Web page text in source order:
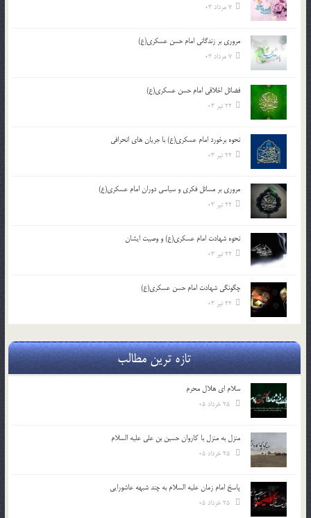
7 مرداد 03
مروری بر زندگانی امام حسن عسکری(ع)
7 مرداد 03
فضائل اخلاقی امام حسن عسکری(ع)
22 تیر 03
نحوه برخورد امام عسکری(ع) با جریان های انحرافی
22 تیر 03
مروری بر مسائل فکری و سیاسی دوران امام عسکری(ع)
22 تیر 03
نحوه شهادت امام عسکری(ع) و وصیت ایشان
22 تیر 03
چگونگی شهادت امام حسن عسکری(ع)
22 تیر 03
تازه ترین مطالب
سلام ای هلال محرم
منزل به منزل با کاروان حسین بن علی علیه السلام
پاسخ امام زمان علیه السلام به چند شبهه عاشورایی